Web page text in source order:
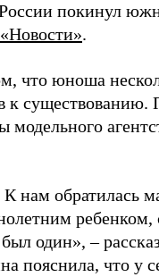
покинул
.
что юноша
к существованию.
нам обратилась
один», –
пояснила, что у